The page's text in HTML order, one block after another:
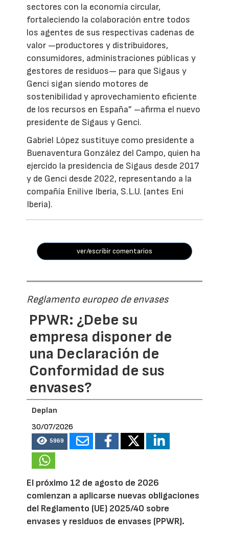
sectores con la economía circular,
fortaleciendo la colaboración entre todos
los agentes de sus respectivas cadenas de
valor —productores y distribuidores,
consumidores, administraciones públicas y
gestores de residuos— para que Sigaus y
Genci sigan siendo motores de
sostenibilidad y aprovechamiento eficiente
de los recursos en España” –afirma el nuevo
presidente de Sigaus y Genci.
Gabriel López sustituye como presidente a
Buenaventura González del Campo, quien ha
ejercido la presidencia de Sigaus desde 2017
y de Genci desde 2022, representando a la
compañía Enilive Iberia, S.L.U. (antes Eni
Iberia).
ver/escribir comentarios
Reglamento europeo de envases
PPWR: ¿Debe su
empresa disponer de
una Declaración de
Conformidad de sus
envases?
Deplan
30/07/2026
5969
El próximo 12 de agosto de 2026
comienzan a aplicarse nuevas obligaciones
del Reglamento (UE) 2025/40 sobre
envases y residuos de envases (PPWR).